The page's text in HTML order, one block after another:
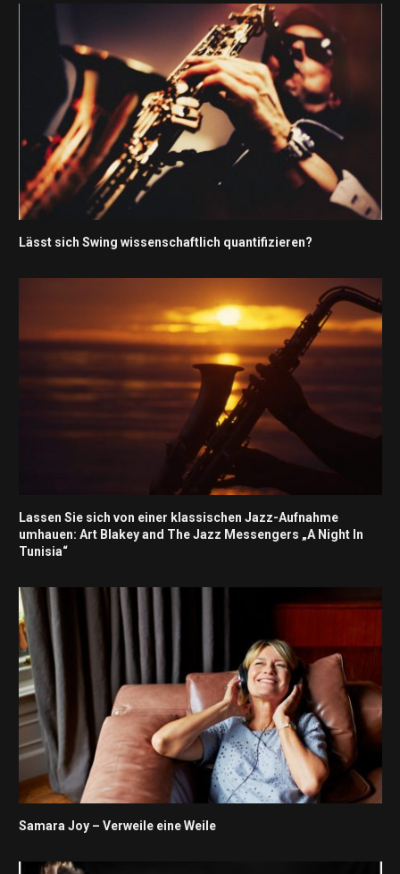
Lässt sich Swing wissenschaftlich quantifizieren?
Lassen Sie sich von einer klassischen Jazz-Aufnahme
umhauen: Art Blakey and The Jazz Messengers „A Night In
Tunisia“
Samara Joy – Verweile eine Weile